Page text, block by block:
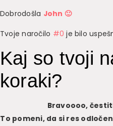
Dobrodošla John 🙂
Tvoje naročilo #0je bilo
Kaj so tvoji
koraki?
Bravoooo,
To pomeni, da si res